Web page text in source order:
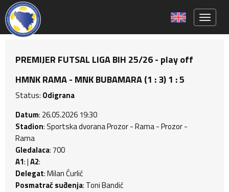
PREMIJER FUTSAL LIGA BIH 25/26 - play off
HMNK RAMA - MNK BUBAMARA (1 : 3) 1 : 5
Status: Odigrana
Datum: 26.05.2026 19:30
Stadion: Sportska dvorana Prozor - Rama - Prozor -
Rama
Gledalaca: 700
A1: |A2:
Delegat: Milan Ćurlić
Posmatrač suđenja: Toni Bandić